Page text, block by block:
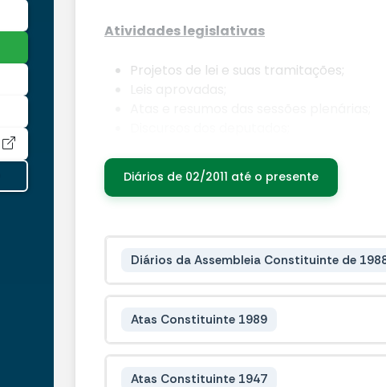
Atividades legislativas
Projetos de lei e suas tramitações;
Atos Administrativos
Informações sobre licitações e
Balanços financeiros e fiscais
Editais e comunicados oficiais.
Diários de 02/2011 até o presente
Diários da Assembleia Constituinte de
Atas Constituinte 1989
Atas Constituinte 1947